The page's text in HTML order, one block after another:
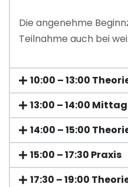
Die angenehme
Teilnahme auch bei
10:00 – 13:00
13:00 – 14:00
14:00 – 15:00
15:00 – 17:30 Praxis
17:30 – 19:00